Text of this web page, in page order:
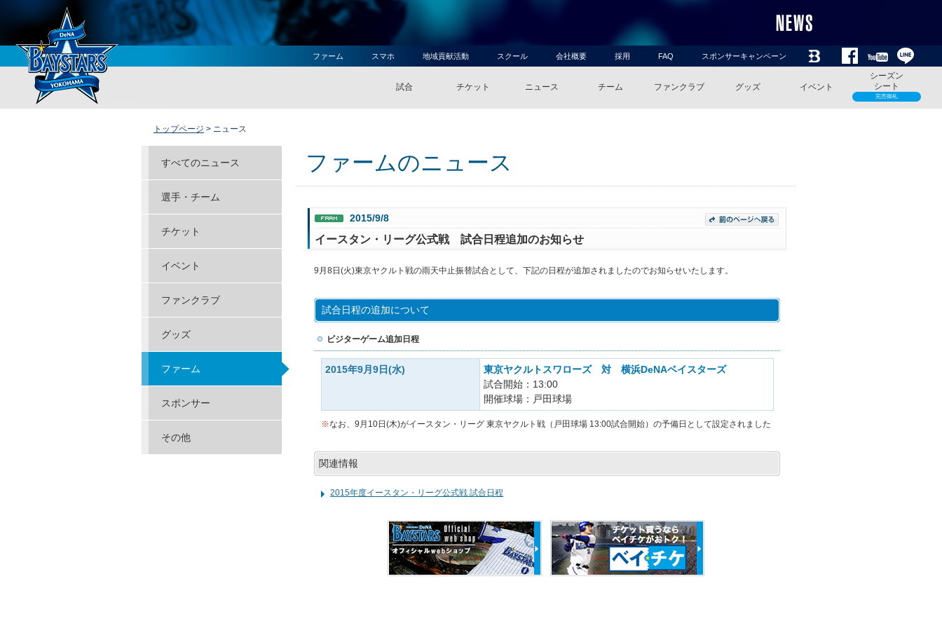
スポンサーキャンペーン
FAQ
採用
会社概要
スクール
地域貢献活動
スマホ
ファーム
シーズン
シート
完売御礼
イベント
グッズ
ファンクラブ
チーム
ニュース
チケット
試合
トップページ > ニュース
ファームのニュース
2015/9/8
イースタン・リーグ公式戦 試合日程追加のお知らせ
9月8日(火)東京ヤクルト戦の雨天中止振替試合として、下記の日程が追加されましたのでお知らせいたします。
試合日程の追加について
ビジターゲーム追加日程
2015年9月9日(水)
東京ヤクルトスワローズ 対 横浜DeNAベイスターズ
試合開始：13:00
開催球場：戸田球場
※なお、9月10日(木)がイースタン・リーグ 東京ヤクルト戦（戸田球場 13:00試合開始）の予備日として設定されました
関連情報
2015年度イースタン・リーグ公式戦 試合日程
すべてのニュース
選手・チーム
チケット
イベント
ファンクラブ
グッズ
ファーム
スポンサー
その他